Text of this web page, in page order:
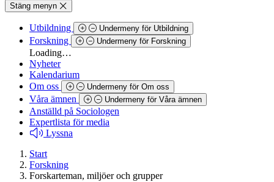
Stäng menyn
Utbildning Undermeny för Utbildning
Forskning Undermeny för Forskning
Loading…
Nyheter
Kalendarium
Om oss
Undermeny för Om oss
Våra ämnen Undermeny för Våra ämnen
Anställd på Sociologen
Expertlista för media
Lyssna
Start
Forskning
Forskarteman, miljöer och grupper